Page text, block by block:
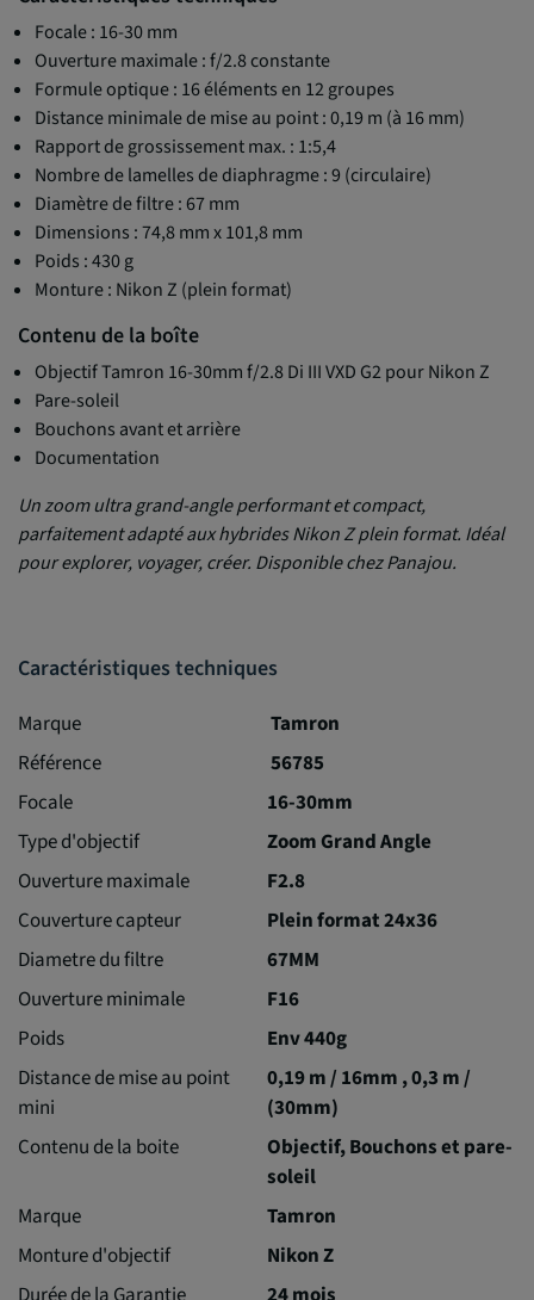
Focale : 16-30 mm
Ouverture maximale : f/2.8 constante
Formule optique : 16 éléments en 12 groupes
Distance minimale de mise au point : 0,19 m (à 16 mm)
Rapport de grossissement max. : 1:5,4
Nombre de lamelles de diaphragme : 9 (circulaire)
Diamètre de filtre : 67 mm
Dimensions : 74,8 mm x 101,8 mm
Poids : 430 g
Monture : Nikon Z (plein format)
Contenu de la boîte
Objectif Tamron 16-30mm f/2.8 Di III VXD G2 pour Nikon Z
Pare-soleil
Bouchons avant et arrière
Documentation
Un zoom ultra grand-angle performant et compact,
parfaitement adapté aux hybrides Nikon Z plein format. Idéal
pour explorer, voyager, créer. Disponible chez Panajou.
Caractéristiques techniques
Marque
Tamron
Référence
56785
Focale
16-30mm
Type d'objectif
Zoom Grand Angle
Ouverture maximale
F2.8
Couverture capteur
Plein format 24x36
Diametre du filtre
67MM
Ouverture minimale
F16
Poids
Env 440g
Distance de mise au point
mini
0,19 m / 16mm , 0,3 m /
(30mm)
Contenu de la boite
Objectif, Bouchons et pare-
soleil
Marque
Tamron
Monture d'objectif
Nikon Z